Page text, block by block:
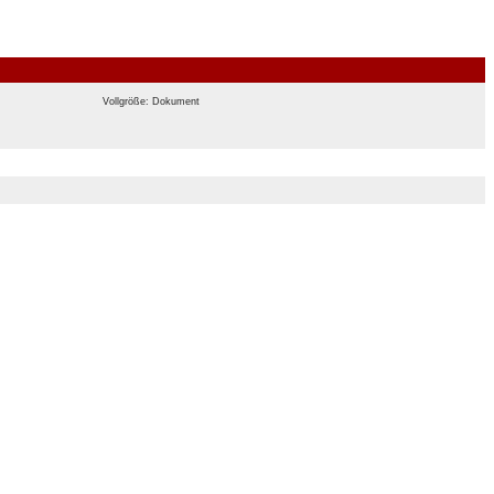
Vollgröße: Dokument